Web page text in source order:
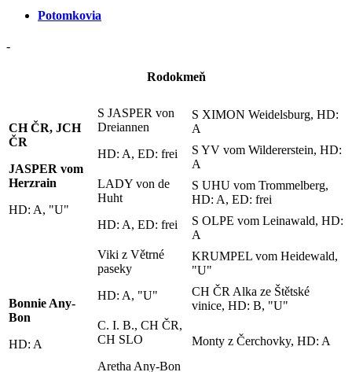
Potomkovia
-
Rodokmeň
CH ČR, JCH
ČR
JASPER vom
Herzrain
HD: A, "U"
S JASPER von
Dreiannen
HD: A, ED: frei
S XIMON Weidelsburg, HD:
A
S YV vom Wildererstein, HD:
A
LADY von de
Huht
HD: A, ED: frei
S UHU vom Trommelberg,
HD: A, ED: frei
S OLPE vom Leinawald, HD:
A
Bonnie Any-
Bon
HD: A
Viki z Větrné
paseky
HD: A, "U"
KRUMPEL vom Heidewald,
"U"
CH ČR Alka ze Štětské
vinice, HD: B, "U"
C. I. B., CH ČR,
CH SLO
Aretha Any-Bon
Monty z Čerchovky, HD: A